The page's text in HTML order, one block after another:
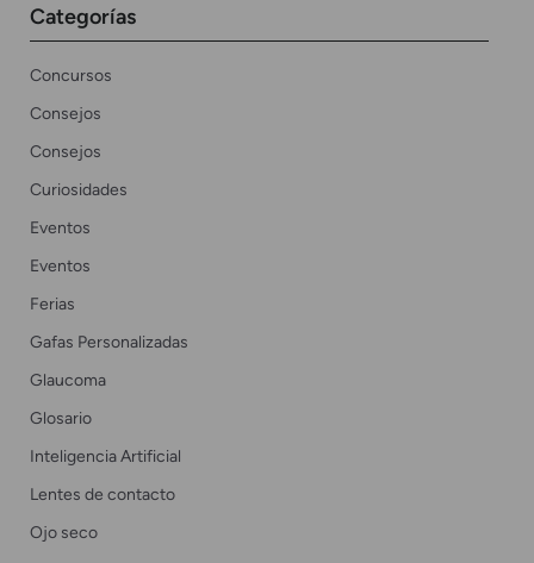
Categorías
Concursos
Consejos
Consejos
Curiosidades
Eventos
Eventos
Ferias
Gafas Personalizadas
Glaucoma
Glosario
Inteligencia Artificial
Lentes de contacto
Ojo seco